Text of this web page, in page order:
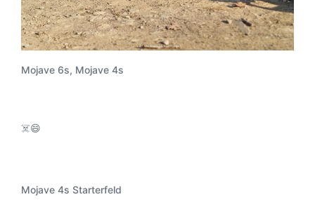
Mojave 6s, Mojave 4s
☠️😄
Mojave 4s Starterfeld